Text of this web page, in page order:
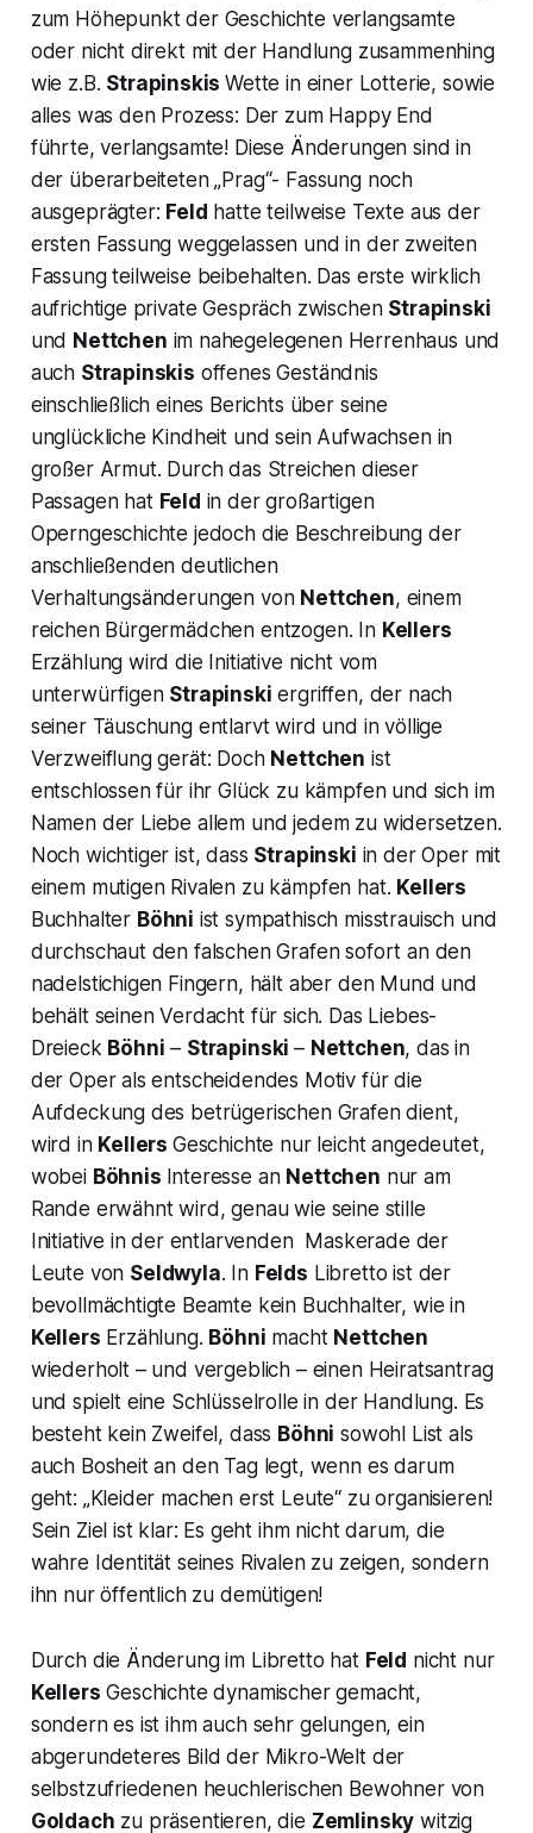
zum Höhepunkt der Geschichte verlangsamte
oder nicht direkt mit der Handlung zusammenhing
wie z.B. StrapinskisWette in einer Lotterie, sowie
alles was den Prozess: Der zum Happy End
führte, verlangsamte! Diese Änderungen sind in
der überarbeiteten„Prag“- Fassung noch
ausgeprägter: Feld hatte teilweise Texte aus der
ersten Fassung weggelassen und in der zweiten
Fassung teilweise beibehalten. Das erste wirklich
aufrichtige private Gespräch zwischen Strapinski
und Nettchen im nahegelegenen Herrenhaus und
auch Strapinskis offenes Geständnis
einschließlich eines Berichts über seine
unglückliche Kindheit und sein Aufwachsen in
großer Armut. Durch das Streichen dieser
Passagen hat Feld in der großartigen
Operngeschichte jedoch die Beschreibung der
anschließenden deutlichen
Verhaltungsänderungen von Nettchen, einem
reichen Bürgermädchen entzogen. In Kellers
Erzählung wird die Initiative nicht vom
unterwürfigen Strapinski ergriffen, der nach
seiner Täuschung entlarvt wird und in völlige
Verzweiflung gerät: Doch Nettchen ist
entschlossen für ihr Glück zu kämpfen und sich im
Namen der Liebe allem und jedem zu widersetzen.
Noch wichtiger ist, dass Strapinski in der Oper mit
einem mutigen Rivalen zu kämpfen hat. Kellers
Buchhalter Böhni ist sympathisch misstrauisch und
durchschaut den falschen Grafen sofort an den
nadelstichigen Fingern, hält aber den Mund und
behält seinen Verdacht für sich. Das Liebes-
Dreieck Böhni – Strapinski– Nettchen, das in
der Oper als entscheidendes Motiv für die
Aufdeckung des betrügerischen Grafen dient,
wird in Kellers Geschichte nur leicht angedeutet,
wobei Böhnis Interesse an Nettchen nur am
Rande erwähnt wird, genau wie seine stille
Initiative in der entlarvenden Maskerade der
Leute von Seldwyla. In Felds Libretto ist der
bevollmächtigte Beamte kein Buchhalter, wie in
Kellers Erzählung. Böhni macht Nettchen
wiederholt – und vergeblich – einen Heiratsantrag
und spielt eine Schlüsselrolle in der Handlung. Es
besteht kein Zweifel, dass Böhni sowohl List als
auch Bosheit an den Tag legt, wenn es darum
geht: „Kleider machen erst Leute“ zu organisieren!
Sein Ziel ist klar: Es geht ihm nicht darum, die
wahre Identität seines Rivalen zu zeigen, sondern
ihn nur öffentlich zu demütigen!
Durch die Änderung im Libretto hat Feld nicht nur
Kellers Geschichte dynamischer gemacht,
sondern es ist ihm auch sehr gelungen, ein
abgerundeteres Bild der Mikro-Welt der
selbstzufriedenen heuchlerischen Bewohner von
Goldach zu präsentieren, die Zemlinsky witzig